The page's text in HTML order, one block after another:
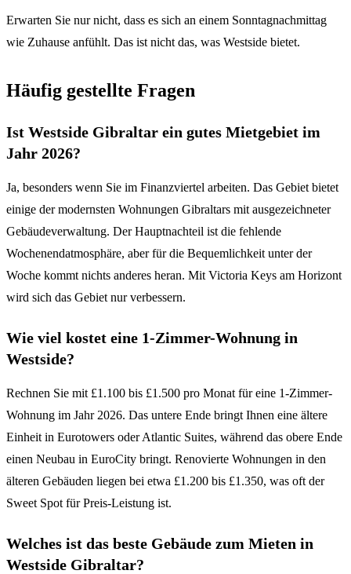
Erwarten Sie nur nicht, dass es sich an einem Sonntagnachmittag
wie Zuhause anfühlt. Das ist nicht das, was Westside bietet.
Häufig gestellte Fragen
Ist Westside Gibraltar ein gutes Mietgebiet im
Jahr 2026?
Ja, besonders wenn Sie im Finanzviertel arbeiten. Das Gebiet bietet
einige der modernsten Wohnungen Gibraltars mit ausgezeichneter
Gebäudeverwaltung. Der Hauptnachteil ist die fehlende
Wochenendatmosphäre, aber für die Bequemlichkeit unter der
Woche kommt nichts anderes heran. Mit Victoria Keys am Horizont
wird sich das Gebiet nur verbessern.
Wie viel kostet eine 1-Zimmer-Wohnung in
Westside?
Rechnen Sie mit £1.100 bis £1.500 pro Monat für eine 1-Zimmer-
Wohnung im Jahr 2026. Das untere Ende bringt Ihnen eine ältere
Einheit in Eurotowers oder Atlantic Suites, während das obere Ende
einen Neubau in EuroCity bringt. Renovierte Wohnungen in den
älteren Gebäuden liegen bei etwa £1.200 bis £1.350, was oft der
Sweet Spot für Preis-Leistung ist.
Welches ist das beste Gebäude zum Mieten in
Westside Gibraltar?